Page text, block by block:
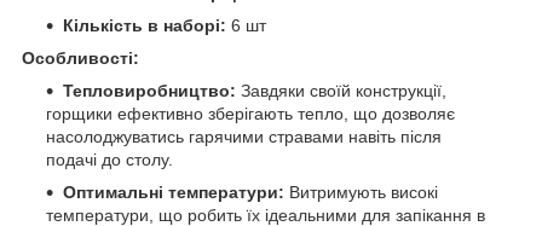
Кількість в наборі: 6 шт
Особливості:
Тепловиробництво: Завдяки своїй конструкції,
горщики ефективно зберігають тепло, що дозволяє
насолоджуватись гарячими стравами навіть після
подачі до столу.
Оптимальні температури: Витримують високі
температури, що робить їх ідеальними для запікання в